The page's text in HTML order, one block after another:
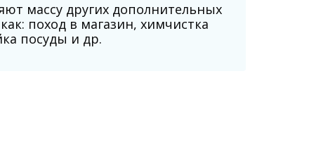
массу других дополнительных
как: поход в магазин, химчистка
посуды и др.